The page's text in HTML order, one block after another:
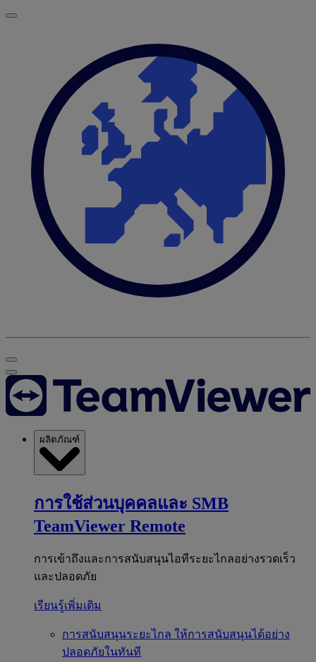
ผลิตภัณฑ์
การใช้ส่วนบุคคลและ SMB
TeamViewer Remote
การเข้าถึงและการสนับสนุนไอทีระยะไกลอย่างรวดเร็ว
และปลอดภัย
เรียนรู้เพิ่มเติม
การสนับสนุนระยะไกล ให้การสนับสนุนได้อย่าง
ปลอดภัยในทันที